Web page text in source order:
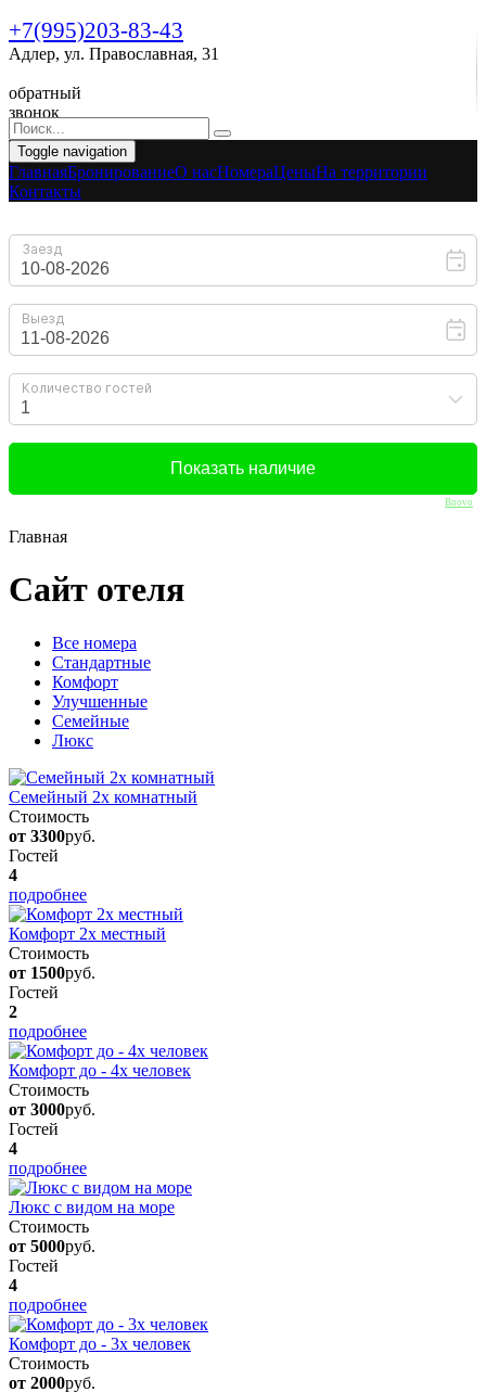
+7(995)203-83-43
Адлер, ул. Православная, 31
обратный
звонок
Toggle navigation
ГлавнаяБронированиеO насНомераЦеныНа территории
Контакты
Bnovo
Главная
Сайт отеля
Вcе номера
Стандартные
Комфорт
Улучшенные
Семейные
Люкс
Семейный 2х комнатный
Стоимость
от 3300руб.
Гостей
4
подробнее
Комфорт 2х местный
Стоимость
от 1500руб.
Гостей
2
подробнее
Комфорт до - 4х человек
Стоимость
от 3000руб.
Гостей
4
подробнее
Люкс с видом на море
Стоимость
от 5000руб.
Гостей
4
подробнее
Комфорт до - 3х человек
Стоимость
от 2000руб.